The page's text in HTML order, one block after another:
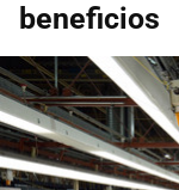
beneficios